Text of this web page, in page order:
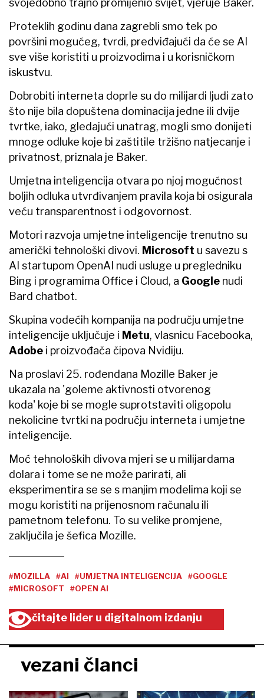
Proteklih godinu dana zagrebli smo tek po
površini mogućeg, tvrdi, predviđajući da će se AI
sve više koristiti u proizvodima i u korisničkom
iskustvu.
Dobrobiti interneta doprle su do milijardi ljudi zato
što nije bila dopuštena dominacija jedne ili dvije
tvrtke, iako, gledajući unatrag, mogli smo donijeti
mnoge odluke koje bi zaštitile tržišno natjecanje i
privatnost, priznala je Baker.
Umjetna inteligencija otvara po njoj mogućnost
boljih odluka utvrđivanjem pravila koja bi osigurala
veću transparentnost i odgovornost.
Motori razvoja umjetne inteligencije trenutno su
američki tehnološki divovi. Microsoft u savezu s
AI startupom OpenAI nudi usluge u pregledniku
Bing i programima Office i Cloud, a Google nudi
Bard chatbot.
Skupina vodećih kompanija na području umjetne
inteligencije uključuje i Metu, vlasnicu Facebooka,
Adobe i proizvođača čipova Nvidiju.
Na proslavi 25. rođendana Mozille Baker je
ukazala na 'goleme aktivnosti otvorenog
koda' koje bi se mogle suprotstaviti oligopolu
nekolicine tvrtki na području interneta i umjetne
inteligencije.
Moć tehnoloških divova mjeri se u milijardama
dolara i tome se ne može parirati, ali
eksperimentira se se s manjim modelima koji se
mogu koristiti na prijenosnom računalu ili
pametnom telefonu. To su velike promjene,
zaključila je šefica Mozille.
#MOZILLA #AI #UMJETNA INTELIGENCIJA
#GOOGLE
#MICROSOFT
#OPEN AI
čitajte lider u digitalnom izdanju
vezani članci